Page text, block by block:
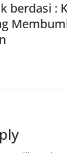
berdasi :